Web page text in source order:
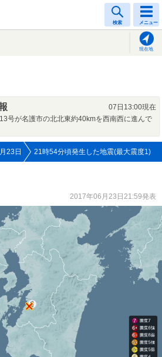
検索 メニュー
現在地
07日13:00現在
号が名護市の北北東約40kmを西南西に進んで
23日 21時54分頃発生した地震(最大震度1)
2017年06月23日21:59発表